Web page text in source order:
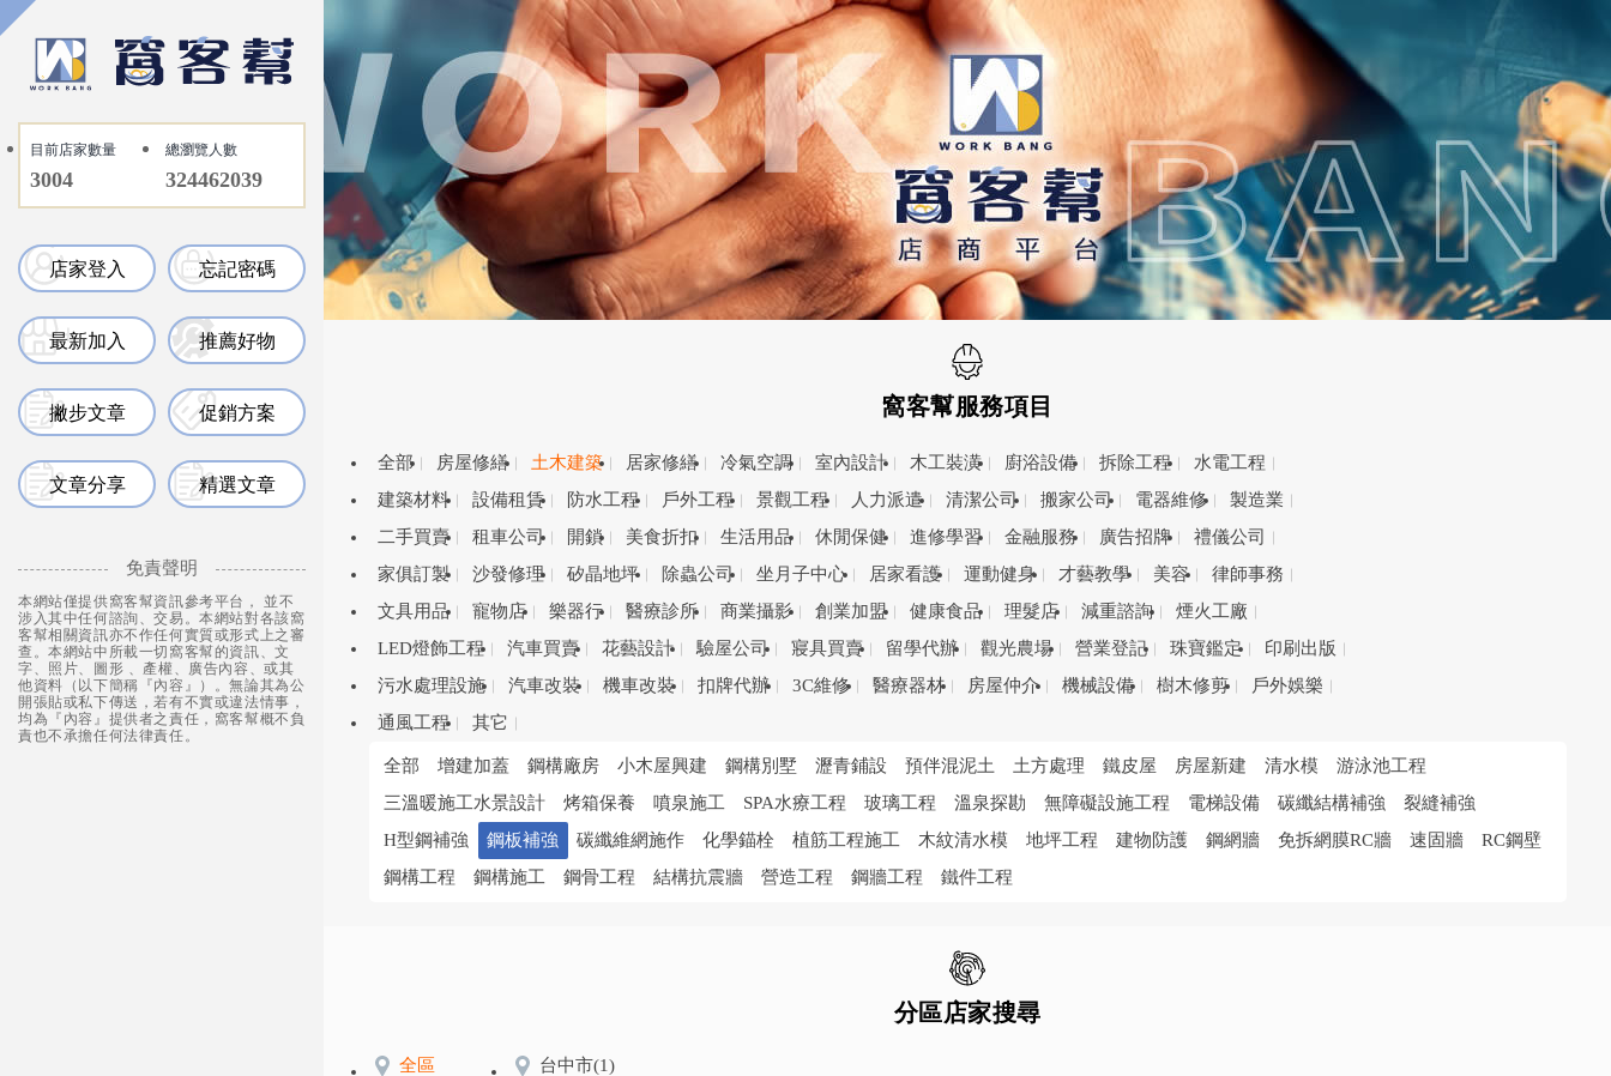
目前店家數量
3004
總瀏覽人數
324462039
店家登入 忘記密碼
最新加入 推薦好物
撇步文章 促銷方案
文章分享 精選文章
免責聲明
本網站僅提供窩客幫資訊參考平台， 並不
涉入其中任何諮詢、交易。本網站對各該窩
客幫相關資訊亦不作任何實質或形式上之審
查。本網站中所載一切窩客幫的資訊、文
字、照片、圖形 、產權、廣告內容、或其
他資料（以下簡稱『內容』）。無論其為公
開張貼或私下傳送，若有不實或違法情事，
均為『內容』提供者之責任，窩客幫概不負
責也不承擔任何法律責任。
窩客幫服務項目
全部 房屋修繕 土木建築 居家修繕 冷氣空調 室內設計 木工裝潢 廚浴設備 拆除工程
水電工程
建築材料
設備租賃 防水工程 戶外工程 景觀工程 人力派遣 清潔公司 搬家公司 電器維修
製造業
二手買賣
租車公司 開鎖 美食折扣 生活用品 休閒保健 進修學習 金融服務 廣告招牌
禮儀公司
家俱訂製
沙發修理 矽晶地坪 除蟲公司 坐月子中心 居家看護 運動健身 才藝教學 美容
律師事務
文具用品
寵物店 樂器行 醫療診所 商業攝影 創業加盟 健康食品 理髮店 減重諮詢
煙火工廠
LED燈飾工程
汽車買賣 花藝設計 驗屋公司 寢具買賣 留學代辦 觀光農場 營業登記 珠寶鑑定
印刷出版
污水處理設施
汽車改裝 機車改裝 扣牌代辦 3C維修 醫療器材 房屋仲介 機械設備 樹木修剪
戶外娛樂
通風工程
其它
全部 增建加蓋 鋼構廠房 小木屋興建 鋼構別墅 瀝青鋪設 預伴混泥土 土方處理 鐵皮屋 房屋新建 清水模
游泳池工程
三溫暖施工水景設計
烤箱保養 噴泉施工 SPA水療工程 玻璃工程 溫泉探勘 無障礙設施工程 電梯設備 碳纖結構補強
裂縫補強
H型鋼補強
鋼板補強 碳纖維網施作 化學錨栓 植筋工程施工 木紋清水模 地坪工程 建物防護 鋼網牆 免拆網膜RC牆 速固牆
RC鋼壁
鋼構工程
鋼構施工 鋼骨工程 結構抗震牆 營造工程 鋼牆工程 鐵件工程
分區店家搜尋
全區 台中市(1)